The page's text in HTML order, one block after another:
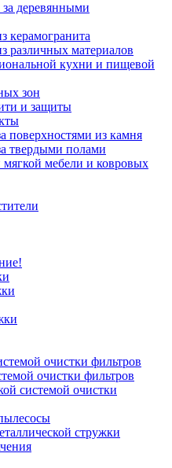
деревянными
керамогранита
различных материалов
кухни и пищевой
зон
и защиты
поверхностями из камня
твердыми полами
мягкой мебели и ковровых
очистки фильтров
очистки фильтров
системой очистки
стружки